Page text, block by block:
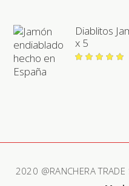
Diablitos
x 5
2020 @RANCHERA